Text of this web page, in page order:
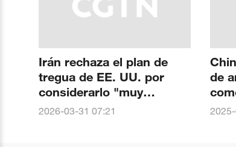
Irán rechaza el plan de
tregua de EE. UU. por
considerarlo "muy
excesivo y poco realista"
2026-03-31 07:21
de
las